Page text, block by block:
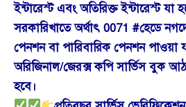
ইন্টারেস্ট এবং অতিরিক্ত ইন্টারেস্ট যা
সরকারিখাতে অর্থাৎ 0071 #হেডে
পেনশন বা পারিবারিক পেনশন পাওয়া
অরিজিনাল/জেরক্স কপি সার্ভিস বুক
হবে।